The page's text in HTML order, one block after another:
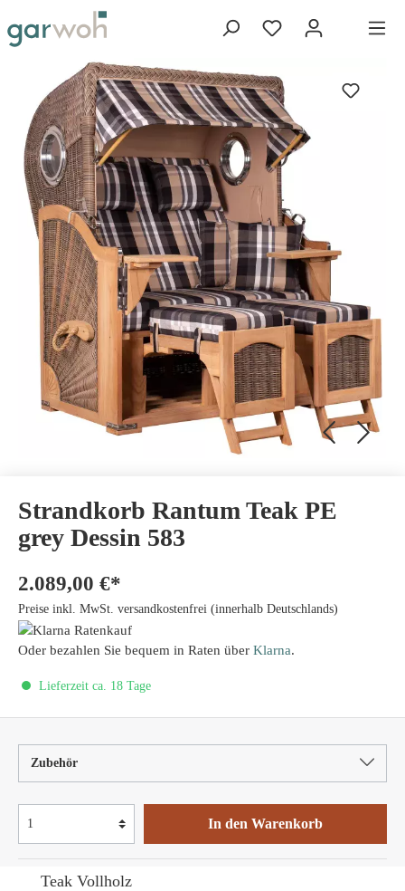
Strandkorb Rantum Teak PE
grey Dessin 583
Teak Vollholz
2.089,00 €*
Preise inkl. MwSt. versandkostenfrei (innerhalb Deutschlands)
Oder bezahlen Sie bequem in Raten über Klarna.
Lieferzeit ca. 18 Tage
Zubehör
In den Warenkorb